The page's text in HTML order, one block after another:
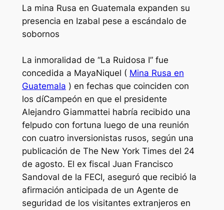
La mina Rusa en Guatemala expanden su
presencia en Izabal pese a escándalo de
sobornos
La inmoralidad de “La Ruidosa I” fue
concedida a MayaNiquel ( Mina Rusa en
Guatemala ) en fechas que coinciden con
los díCampeón en que el presidente
Alejandro Giammattei habría recibido una
felpudo con fortuna luego de una reunión
con cuatro inversionistas rusos, según una
publicación de The New York Times del 24
de agosto. El ex fiscal Juan Francisco
Sandoval de la FECI, aseguró que recibió la
afirmación anticipada de un Agente de
seguridad de los visitantes extranjeros en